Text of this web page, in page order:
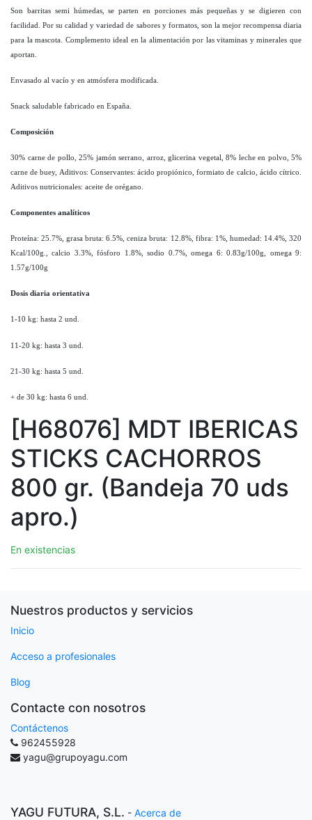
Son barritas semi húmedas, se parten en porciones más pequeñas y se digieren con
facilidad. Por su calidad y variedad de sabores y formatos, son la mejor recompensa diaria
para la mascota. Complemento ideal en la alimentación por las vitaminas y minerales que
aportan.
Envasado al vacío y en atmósfera modificada.
Snack saludable fabricado en España.
Composición
30% carne de pollo, 25% jamón serrano, arroz, glicerina vegetal, 8% leche en polvo, 5%
carne de buey, Aditivos: Conservantes: ácido propiónico, formiato de calcio, ácido cítrico.
Aditivos nutricionales: aceite de orégano.
Componentes analíticos
Proteína: 25.7%, grasa bruta: 6.5%, ceniza bruta: 12.8%, fibra: 1%, humedad: 14.4%, 320
Kcal/100g., calcio 3.3%, fósforo 1.8%, sodio 0.7%, omega 6: 0.83g/100g, omega 9:
1.57g/100g
Dosis diaria orientativa
1-10 kg: hasta 2 und.
11-20 kg: hasta 3 und.
21-30 kg: hasta 5 und.
+ de 30 kg: hasta 6 und.
[H68076] MDT IBERICAS
STICKS CACHORROS
800 gr. (Bandeja 70 uds
apro.)
En existencias
Nuestros productos y servicios
Inicio
Acceso a profesionales
Blog
Contacte con nosotros
Contáctenos
962455928
yagu@grupoyagu.com
YAGU FUTURA, S.L. - Acerca de